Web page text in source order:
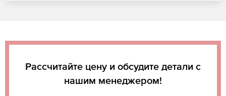
Рассчитайте цену и обсудите детали с
нашим менеджером!